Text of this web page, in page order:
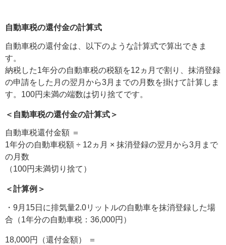
自動車税の還付金の計算式
自動車税の還付金は、以下のような計算式で算出できま
す。
納税した1年分の自動車税の税額を12ヵ月で割り、抹消登録
の申請をした月の翌月から3月までの月数を掛けて計算しま
す。100円未満の端数は切り捨てです。
＜自動車税の還付金の計算式＞
自動車税還付金額 ＝
1年分の自動車税額 ÷ 12ヵ月 × 抹消登録の翌月から3月まで
の月数
（100円未満切り捨て）
＜計算例＞
・9月15日に排気量2.0リットルの自動車を抹消登録した場
合（1年分の自動車税：36,000円）
18,000円（還付金額） ＝